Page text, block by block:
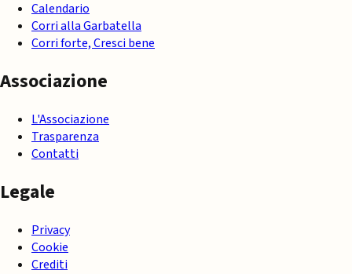
Calendario
Corri alla Garbatella
Corri forte, Cresci bene
Associazione
L'Associazione
Trasparenza
Contatti
Legale
Privacy
Cookie
Crediti